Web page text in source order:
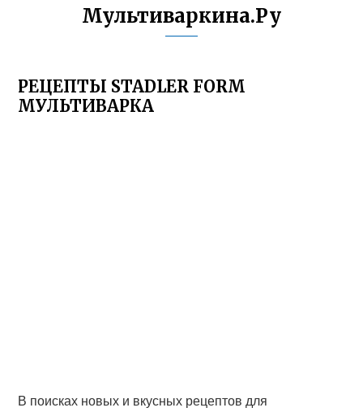
Мультиваркина.Ру
РЕЦЕПТЫ STADLER FORM
МУЛЬТИВАРКА
В поисках новых и вкусных рецептов для